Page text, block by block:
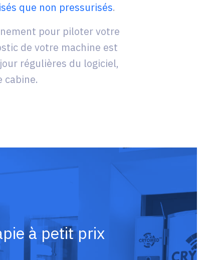
que non pressurisés.
pour piloter votre
de votre machine est
régulières du logiciel,
à petit prix